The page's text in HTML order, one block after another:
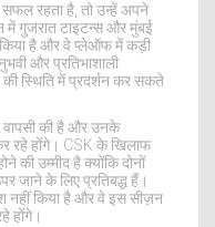
रहता है, तो उन्हें अपने
में गुजरात टाइटन्स और मुंबई
किया है और वे प्लेऑफ में कड़ी
और प्रतिभाशाली
स्थिति में प्रदर्शन कर सकते
वापसी की है और उनके
रहे होंगे। CSK के खिलाफ
की उम्मीद है क्योंकि दोनों
जाने के लिए प्रतिबद्ध हैं।
नहीं किया है और वे इस सीज़न
होंगे।